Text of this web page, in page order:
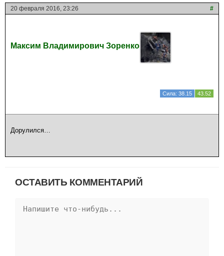
20 февраля 2016, 23:26 #
Максим Владимирович Зоренко
Сила: 38.15 43.52
Дорулился…
ОСТАВИТЬ КОММЕНТАРИЙ